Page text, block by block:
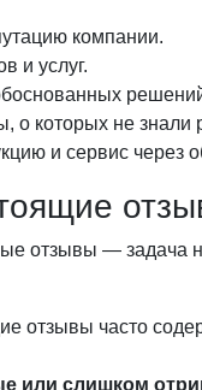
компании.
и услуг.
о которых не знали
и сервис через
отзывы — задача
отзывы часто
или слишком